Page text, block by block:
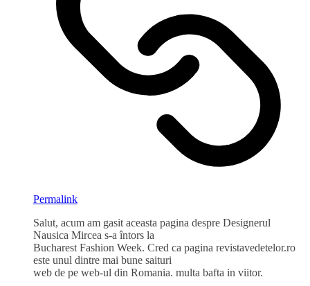
Permalink
Salut, acum am gasit aceasta pagina despre Designerul
Nausica Mircea s-a întors la
Bucharest Fashion Week. Cred ca pagina revistavedetelor.ro
este unul dintre mai bune saituri
web de pe web-ul din Romania. multa bafta in viitor.